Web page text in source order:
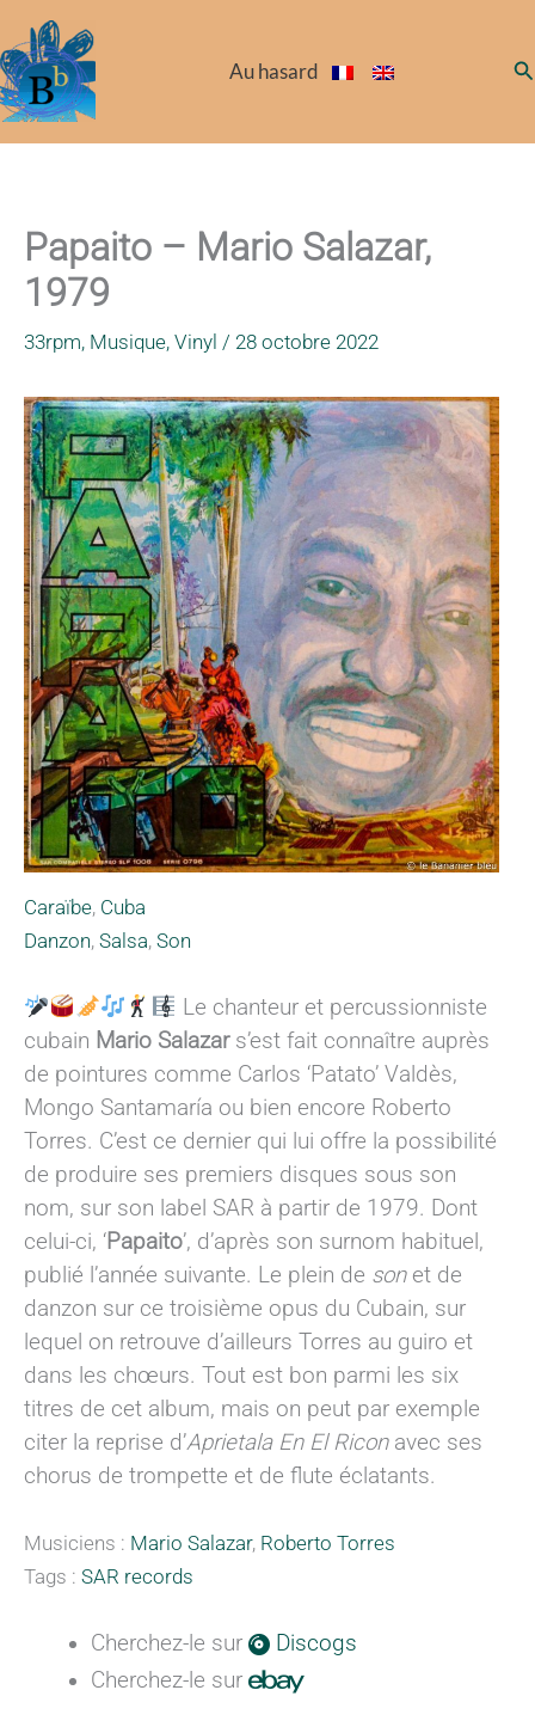
au
contenu
Au hasard
Papaito – Mario Salazar,
1979
33rpm, Musique, Vinyl / 28 octobre 2022
Caraïbe, Cuba
Danzon, Salsa, Son
Le chanteur et percussionniste
cubain Mario Salazars’est fait connaître auprès
de pointures comme Carlos ‘Patato’ Valdès,
Mongo Santamaría ou bien encore Roberto
Torres. C’est ce dernier qui lui offre la possibilité
de produire ses premiers disques sous son
nom, sur son label SAR à partir de 1979. Dont
celui-ci, ‘Papaito’, d’après son surnom habituel,
publié l’année suivante. Le plein de son et de
danzon sur ce troisième opus du Cubain, sur
lequel on retrouve d’ailleurs Torres au guiro et
dans les chœurs. Tout est bon parmi les six
titres de cet album, mais on peut par exemple
citer la reprise d’Aprietala En El Riconavec ses
chorus de trompette et de flute éclatants.
Musiciens : Mario Salazar, Roberto Torres
Tags : SAR records
Cherchez-le sur
Discogs
Cherchez-le sur